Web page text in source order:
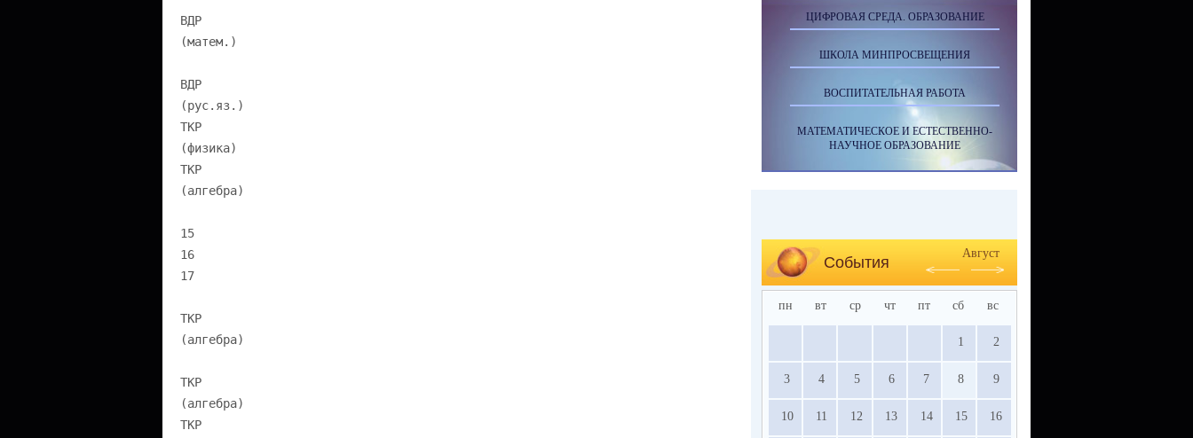
ВДР
(матем.)
ВДР
(рус.яз.)
ТКР
(физика)
ТКР
(алгебра)
15
16
17
ТКР
(алгебра)
ТКР
(алгебра)
ТКР
ЦИФРОВАЯ СРЕДА. ОБРАЗОВАНИЕ
ШКОЛА МИНПРОСВЕЩЕНИЯ
ВОСПИТАТЕЛЬНАЯ РАБОТА
МАТЕМАТИЧЕСКОЕ И ЕСТЕСТВЕННО-
НАУЧНОЕ ОБРАЗОВАНИЕ
События
Август
пн вт ср чт пт сб вс
1 2
3 4 5 6 7 8 9
10 11 12 13 14 15 16